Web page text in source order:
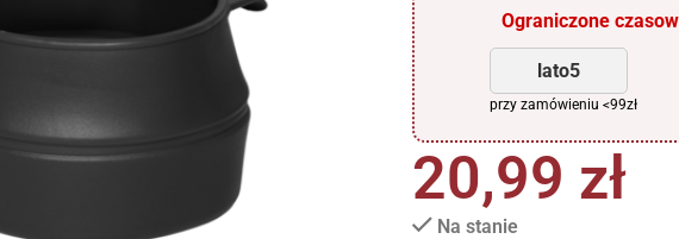
Ograniczone
lato5
przy zamówieniu <99zł
20,99 zł
Na stanie